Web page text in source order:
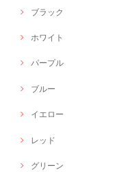
ブラック
ホワイト
パープル
ブルー
イエロー
レッド
グリーン